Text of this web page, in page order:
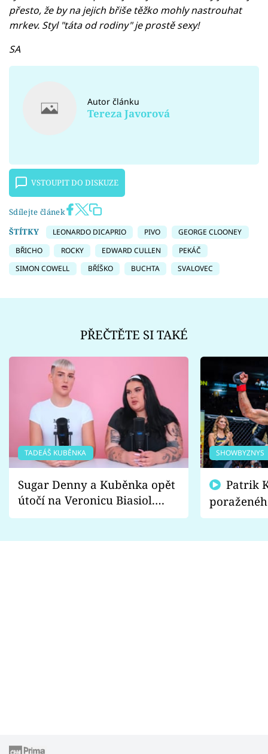
přesto, že by na jejich břiše těžko mohly nastrouhat
mrkev. Styl "táta od rodiny" je prostě sexy!
SA
Autor článku
Tereza Javorová
VSTOUPIT DO DISKUZE
Sdílejte článek
ŠTÍTKY
LEONARDO DICAPRIO PIVO
GEORGE CLOONEY
BŘICHO
ROCKY EDWARD CULLEN
PEKÁČ
SIMON COWELL
BŘÍŠKO BUCHTA SVALOVEC
PŘEČTĚTE SI TAKÉ
TADEÁŠ KUBĚNKA
Sugar Denny a Kuběnka opět
útočí na Veronicu Biasiol.
Proč je podle nich falešná a
SHOWBYZNYS
fanoušci